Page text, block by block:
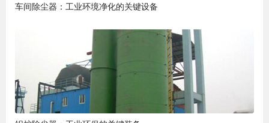
车间除尘器：工业环境净化的关键设备